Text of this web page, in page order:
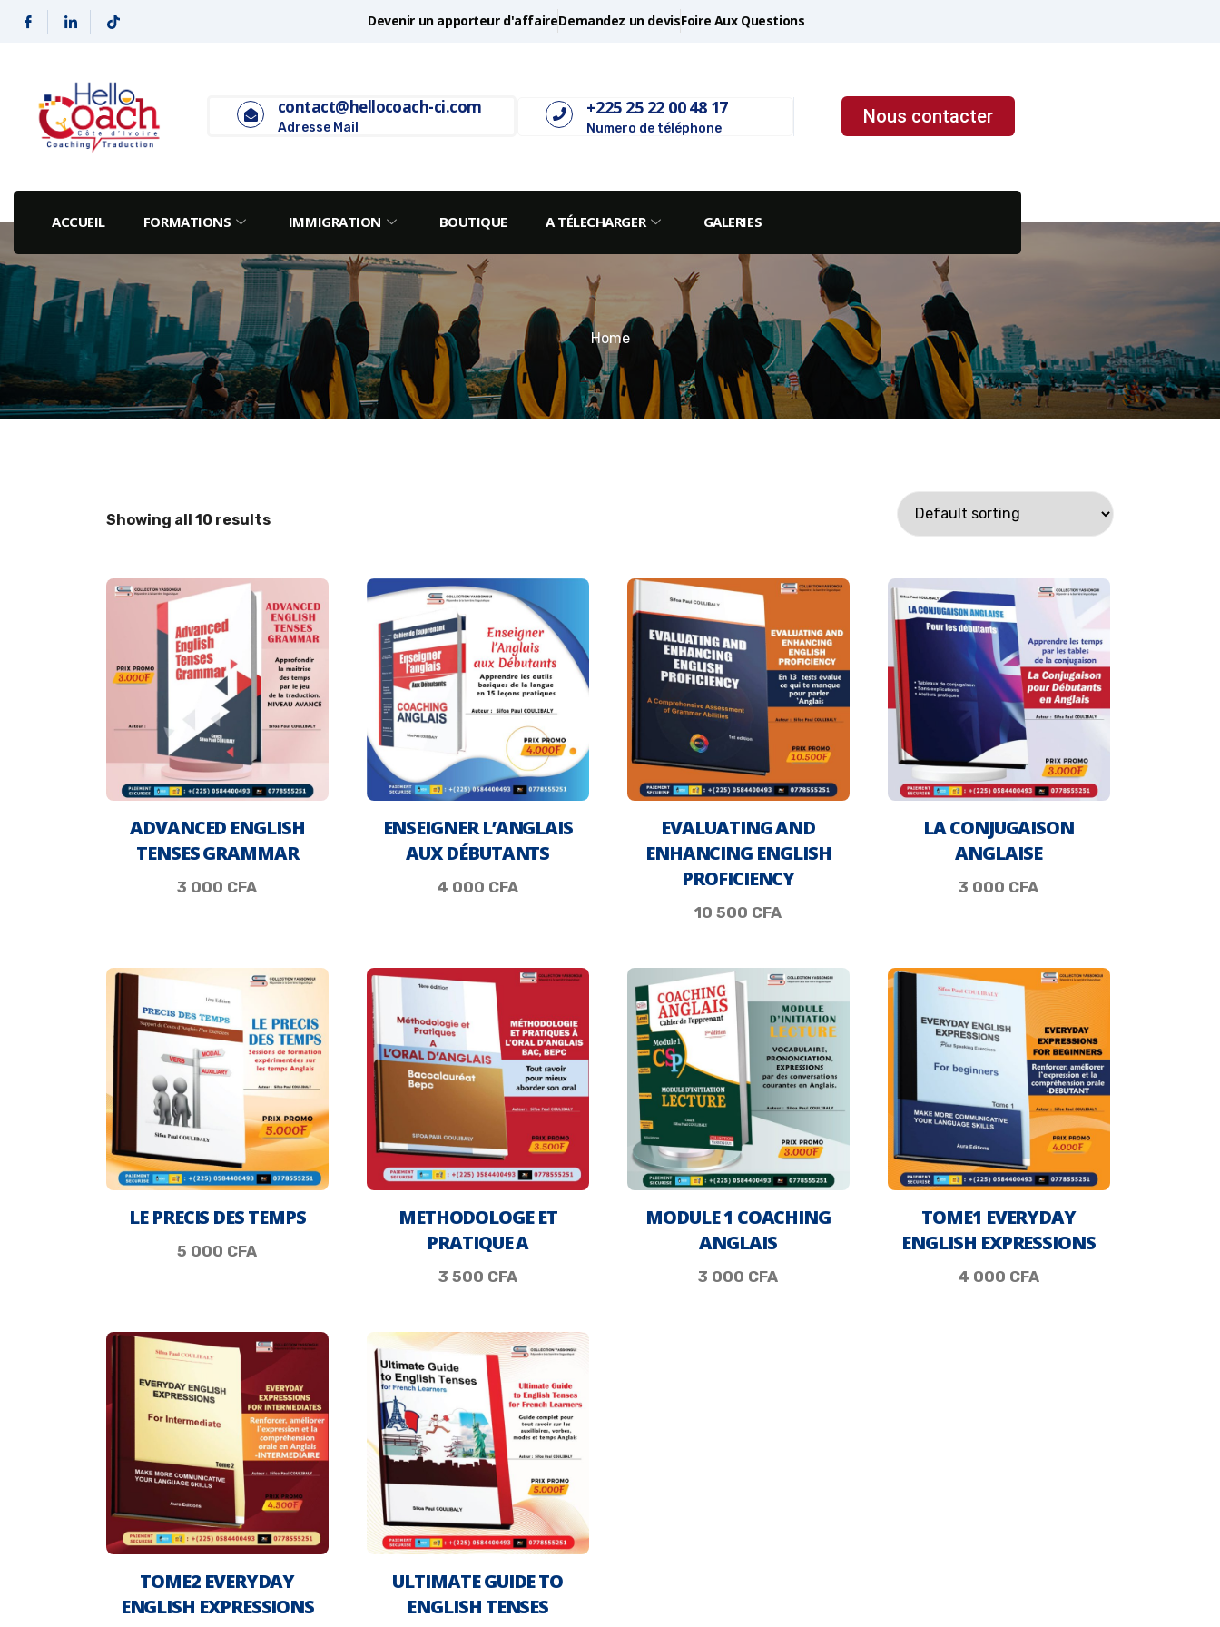
Devenir un apporteur d'affaireDemandez un devisFoire Aux Questions
contact@hellocoach-ci.com
Adresse Mail
+225 25 22 00 48 17
Numero de téléphone
Nous contacter
ACCUEIL FORMATIONS IMMIGRATION BOUTIQUE A TÉLECHARGER GALERIES
Home
Showing all 10 results
ADVANCED ENGLISH
TENSES GRAMMAR
3 000 CFA
ENSEIGNER L’ANGLAIS
AUX DÉBUTANTS
4 000 CFA
EVALUATING AND
ENHANCING ENGLISH
PROFICIENCY
10 500 CFA
LA CONJUGAISON
ANGLAISE
3 000 CFA
LE PRECIS DES TEMPS
5 000 CFA
METHODOLOGE ET
PRATIQUE A
3 500 CFA
MODULE 1 COACHING
ANGLAIS
3 000 CFA
TOME1 EVERYDAY
ENGLISH EXPRESSIONS
4 000 CFA
TOME2 EVERYDAY
ENGLISH EXPRESSIONS
ULTIMATE GUIDE TO
ENGLISH TENSES